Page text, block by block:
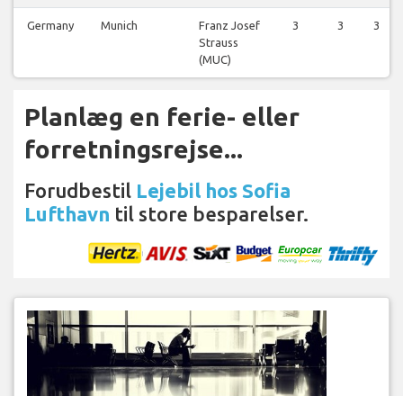
Germany Munich
Franz Josef
Strauss
(MUC)
3 3 3
Planlæg en ferie- eller
forretningsrejse...
Forudbestil Lejebil hos Sofia
Lufthavn til store besparelser.